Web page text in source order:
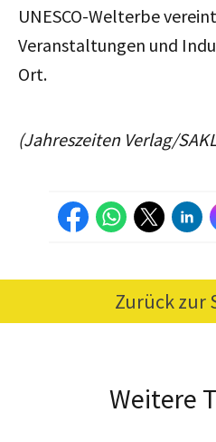
UNESCO-Welterbe
Veranstaltungen und
Ort.
(Jahreszeiten Verlag/
Zurück zur
Weitere